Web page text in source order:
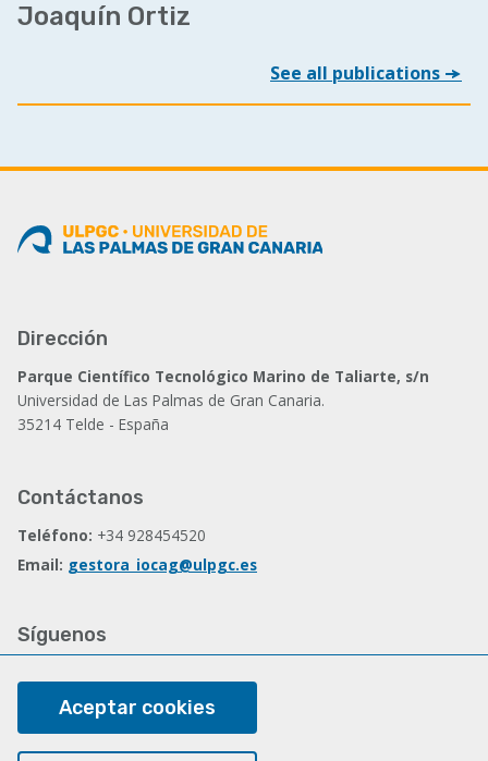
Joaquín Ortiz
See all publications
Dirección
Parque Científico Tecnológico Marino de Taliarte, s/n
Universidad de Las Palmas de Gran Canaria.
35214 Telde - España
Contáctanos
Teléfono: +34 928454520
Email: gestora_iocag@ulpgc.es
Síguenos
Aceptar cookies